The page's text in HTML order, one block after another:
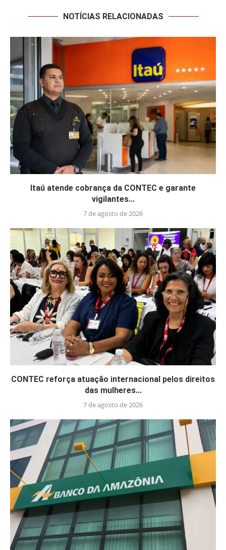
NOTÍCIAS RELACIONADAS
Itaú atende cobrança da CONTEC e garante
vigilantes...
7 de agosto de 2026
CONTEC reforça atuação internacional pelos direitos
das mulheres...
7 de agosto de 2026